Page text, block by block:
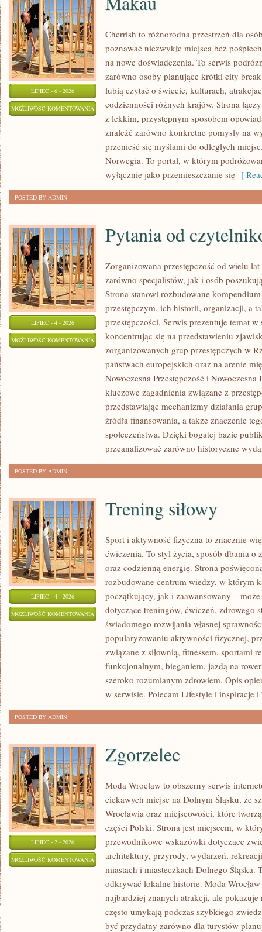
LIPIEC - 6 - 2026
MOŻLIWOŚĆ KOMENTOWANIA MAKAU
Cherrish to różnorodna przestrzeń dla
poznawać niezwykłe miejsca bez
na nowe doświadczenia. To serwis
zarówno osoby planujące krótki city
lubią czytać o świecie, kulturach,
codzienności różnych krajów. Strona
z lekkim, przystępnym sposobem
znaleźć zarówno konkretne pomysły na
przenieść się myślami do odległych
Norwegia. To portal, w którym
wyłącznie jako przemieszczanie się [
POSTED BY ADMIN
LIPIEC - 4 - 2026
MOŻLIWOŚĆ KOMENTOWANIA PYTANIA
CZYTELNIKÓW
Pytania od
Zorganizowana przestępczość od wielu
zarówno specjalistów, jak i osób
Strona stanowi rozbudowane
przestępczym, ich historii, organizacji, a
przestępczości. Serwis prezentuje temat
koncentrując się na przedstawieniu
zorganizowanych grup przestępczych w
państwach europejskich oraz na arenie
Nowoczesna Przestępczość i Nowoczesna
kluczowe zagadnienia związane z
przedstawiając mechanizmy działania
źródła finansowania, a także znaczenie
społeczeństwa. Dzięki bogatej bazie
przeanalizować zarówno historyczne
POSTED BY ADMIN
LIPIEC - 4 - 2026
MOŻLIWOŚĆ KOMENTOWANIA TRENING
SIŁOWY
Trening siłowy
Sport i aktywność fizyczna to znacznie
ćwiczenia. To styl życia, sposób dbania o
oraz codzienną energię. Strona
rozbudowane centrum wiedzy, w którym
początkujący, jak i zaawansowany –
dotyczące treningów, ćwiczeń, zdrowego
świadomego rozwijania własnej
popularyzowaniu aktywności fizycznej,
związane z siłownią, fitnessem, sportami
funkcjonalnym, bieganiem, jazdą na
szeroko rozumianym zdrowiem. Opis
w serwisie. Polecam Lifestyle i inspiracje i
POSTED BY ADMIN
LIPIEC - 2 - 2026
MOŻLIWOŚĆ KOMENTOWANIA ZGORZELEC
Zgorzelec
Moda Wrocław to obszerny serwis
ciekawych miejsc na Dolnym Śląsku, ze
Wrocławia oraz miejscowości, które
części Polski. Strona jest miejscem, w
przewodnikowe wskazówki dotyczące
architektury, przyrody, wydarzeń,
miastach i miasteczkach Dolnego Śląska.
odkrywać lokalne historie. Moda
najbardziej znanych atrakcji, ale
często umykają podczas szybkiego
być przydatny zarówno dla turystów